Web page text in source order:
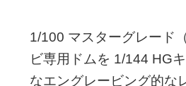
1/100 マスターグレード
ビ専用ドムを 1/144 HG
なエングレービング的な